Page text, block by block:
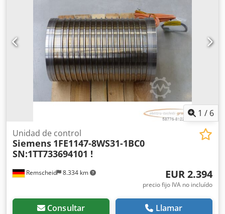
de la red en convertidores. Corriente nominal: 23 A
Tensión: 400 V CA
1 / 6
Remscheid 8.334 km
Unidad de control
Siemens 1FE1147-8WS31-1BC0
SN:1TT733694101 !
EUR 2.394
precio fijo IVA no incluído
Consultar Llamar